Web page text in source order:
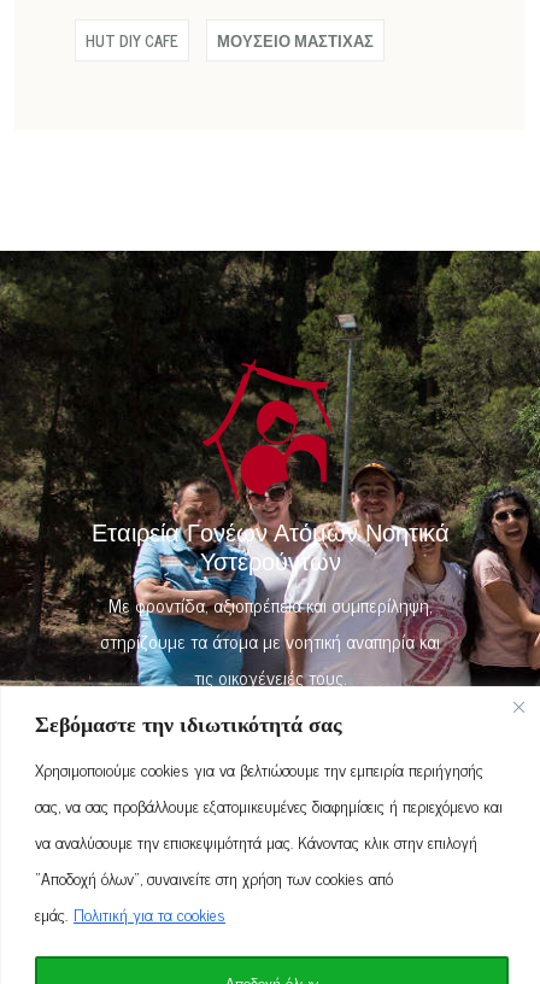
Σεβόμαστε την ιδιωτικότητά σας
Χρησιμοποιούμε cookies για να βελτιώσουμε την εμπειρία περιήγησής
σας, να σας προβάλλουμε εξατομικευμένες διαφημίσεις ή περιεχόμενο και
να αναλύσουμε την επισκεψιμότητά μας. Κάνοντας κλικ στην επιλογή
"Αποδοχή όλων", συναινείτε στη χρήση των cookies από
εμάς. Πολιτική για τα cookies
HUT DIY CAFE ΜΟΥΣΕΙΟ ΜΑΣΤΙΧΑΣ
Εταιρεία Γονέων Ατόμων Νοητικά
Υστερούντων
Με φροντίδα, αξιοπρέπεια και συμπερίληψη,
στηρίζουμε τα άτομα με νοητική αναπηρία και
τις οικογένειές τους.
+30 22710 33324
Βαλανάς, Νεοχώρι, Χίος 82100
Ευσταθίου 5, Βροντάδος, Χίος - 82200
egany.chios@gmail.com